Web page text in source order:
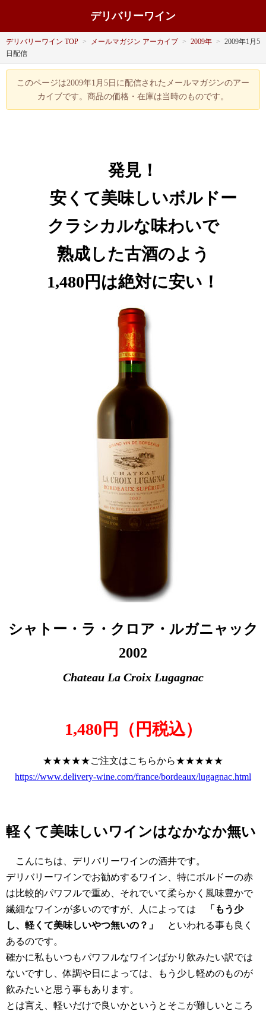
デリバリーワイン
デリバリーワイン TOP > メールマガジン アーカイブ > 2009年 > 2009年1月5
日配信
このページは2009年1月5日に配信されたメールマガジンのアー
カイブです。商品の価格・在庫は当時のものです。
発見！
安くて美味しいボルドー
クラシカルな味わいで
熟成した古酒のよう
1,480円は絶対に安い！
シャトー・ラ・クロア・ルガニャック
2002
Chateau La Croix Lugagnac
1,480円（円税込）
★★★★★ご注文はこちらから★★★★★
https://www.delivery-wine.com/france/bordeaux/lugagnac.html
軽くて美味しいワインはなかなか無い
こんにちは、デリバリーワインの酒井です。
デリバリーワインでお勧めするワイン、特にボルドーの赤
は比較的パワフルで重め、それでいて柔らかく風味豊かで
繊細なワインが多いのですが、人によっては
「もう少
し、軽くて美味しいやつ無いの？」
といわれる事も良く
あるのです。
確かに私もいつもパワフルなワインばかり飲みたい訳では
ないですし、体調や日によっては、もう少し軽めのものが
飲みたいと思う事もあります。
とは言え、軽いだけで良いかというとそこが難しいところ